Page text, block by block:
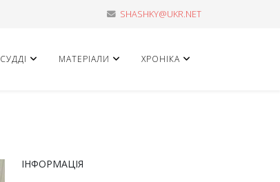
SHASHKY@UKR.NET
СУДДІ МАТЕРІАЛИ ХРОНІКА
ІНФОРМАЦІЯ